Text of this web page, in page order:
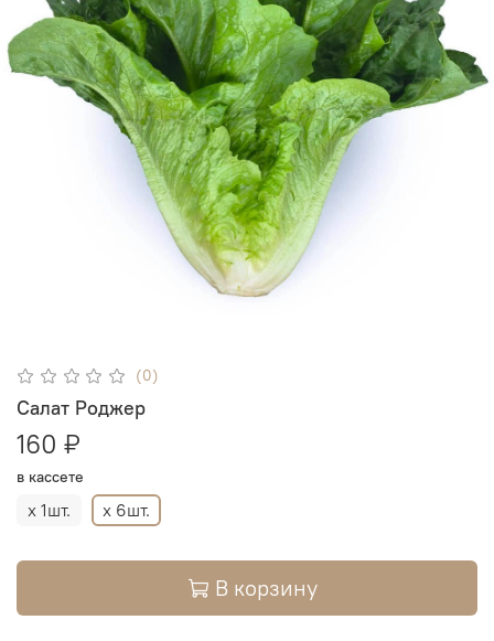
(0)
Салат Роджер
160 ₽
в кассете
х 1шт. х 6шт.
В корзину